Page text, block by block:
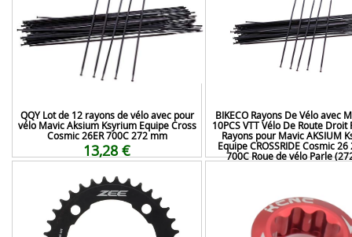
QQY Lot de 12 rayons de vélo avec pour
vélo Mavic Aksium Ksyrium Equipe Cross
Cosmic 26ER 700C 272 mm
13,28 €
BIKECO Rayons De Vélo avec
10PCS VTT Vélo De Route Droit
Rayons pour Mavic AKSIUM
Equipe CROSSRIDE Cosmic
700C Roue de vélo Parle